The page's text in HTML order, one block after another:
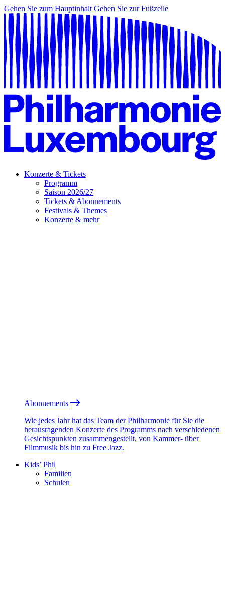
Gehen Sie zum Hauptinhalt Gehen Sie zur Fußzeile
Konzerte & Tickets
Programm
Saison 2026/27
Tickets & Abonnements
Festivals & Themes
Konzerte & mehr
Abonnements
Wie jedes Jahr hat das Team der Philharmonie für Sie die
herausragenden Konzerte des Programms nach verschiedenen
Gesichtspunkten zusammengestellt, von Kammer- über
Filmmusik bis hin zu Free Jazz.
Kids’ Phil
Familien
Schulen